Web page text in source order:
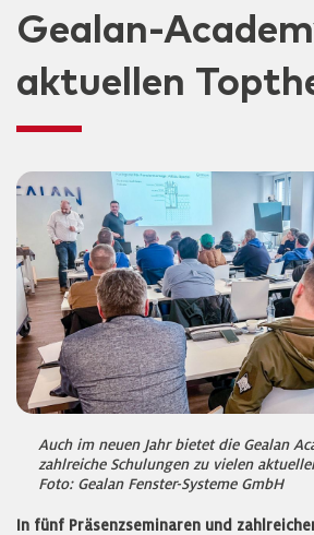
Gealan-
aktuellen
Auch im neuen Jahr bietet die Gealan
zahlreiche Schulungen zu vielen
Foto: Gealan Fenster-Systeme GmbH
In fünf Präsenzseminaren und